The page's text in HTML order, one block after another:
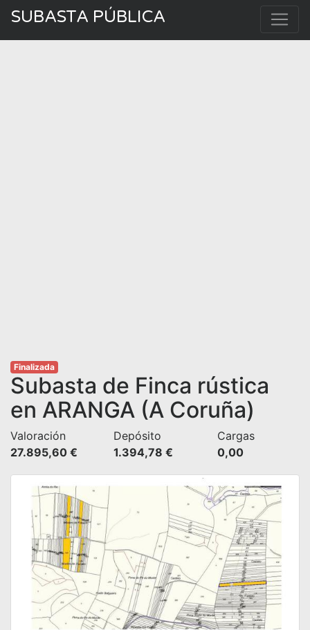
SUBASTA PÚBLICA
Finalizada
Subasta de Finca rústica
en ARANGA (A Coruña)
Valoración
27.895,60 €
Depósito
1.394,78 €
Cargas
0,00 